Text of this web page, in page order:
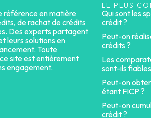
référence en matière
de rachat de crédits
Des experts partagent
leurs solutions en
Toute
site est entièrement
engagement.
LE PLUS
Qui sont les
crédit ?
Peut-on
crédits ?
Les
sont-ils
Peut-on
étant FICP ?
Peut-on
crédit ?